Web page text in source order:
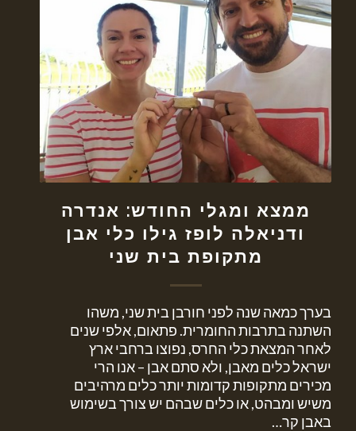
ממצא ומגלי החודש: אנדרה
ודניאלה לופז גילו כלי אבן
מתקופת בית שני
בערך כמאה שנה לפני חורבן בית שני, משהו
השתנה בתרבות החומרית. פתאום, אלפי שנים
לאחר המצאת כלי החרס, נפוצו ברחבי ארץ
ישראל כלים מאבן, ולא סתם אבן – אנו הרי
מכירים מתקופות קדומות יותר כלים מרהיבים
משיש ומבהט, או כלים שבהם יש צורך בשימוש
באבן קר…